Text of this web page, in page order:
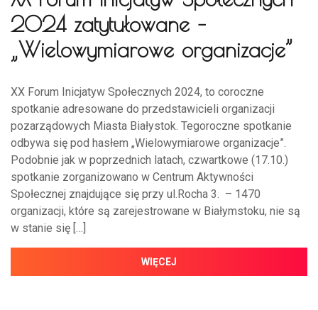
2024 zatytułowane –
„Wielowymiarowe organizacje”
XX Forum Inicjatyw Społecznych 2024, to coroczne
spotkanie adresowane do przedstawicieli organizacji
pozarządowych Miasta Białystok. Tegoroczne spotkanie
odbywa się pod hasłem „Wielowymiarowe organizacje”.
Podobnie jak w poprzednich latach, czwartkowe (17.10.)
spotkanie zorganizowano w Centrum Aktywności
Społecznej znajdujące się przy ul.Rocha 3. – 1470
organizacji, które są zarejestrowane w Białymstoku, nie są
w stanie się […]
WIĘCEJ